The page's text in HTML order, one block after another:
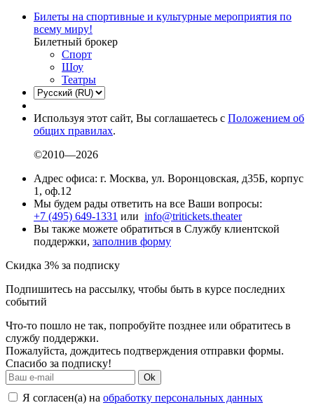
Билеты на спортивные и культурные мероприятия по
всему миру!
Билетный брокер
Спорт
Шоу
Театры
Используя этот сайт, Вы соглашаетесь с Положением об
общих правилах.
©2010—2026
Адрес офиса: г. Москва, ул. Воронцовская, д35Б, корпус
1, оф.12
Мы будем рады ответить на все Ваши вопросы:
+7 (495) 649-1331 или info@tritickets.theater
Вы также можете обратиться в Службу клиентской
поддержки, заполнив форму
Скидка 3% за подписку
Подпишитесь на рассылку, чтобы быть в курсе последних
событий
Что-то пошло не так, попробуйте позднее или обратитесь в
службу поддержки.
Пожалуйста, дождитесь подтверждения отправки формы.
Спасибо за подписку!
Ok
Я согласен(а) на обработку персональных данных